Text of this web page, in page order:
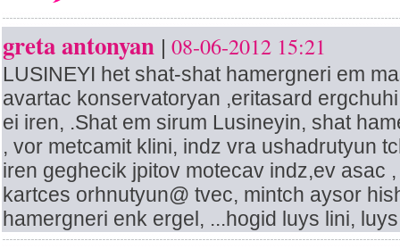
greta antonyan | 08-06-2012 15:21
LUSINEYI het shat-shat hamergneri em
avartac konservatoryan ,eritasard
ei iren, .Shat em sirum Lusineyin, shat
, vor metcamit klini, indz vra ushadrutyun
iren geghecik jpitov motecav indz,ev asac
kartces orhnutyun@ tvec, mintch aysor
hamergneri enk ergel, ...hogid luys lini,